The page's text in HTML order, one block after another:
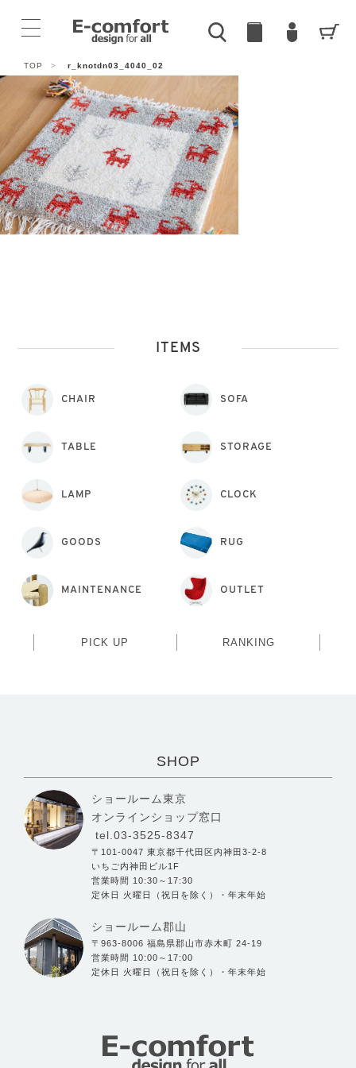
TOP > r_knotdn03_4040_02
ITEMS
CHAIR SOFA
TABLE STORAGE
LAMP CLOCK
GOODS RUG
MAINTENANCE OUTLET
PICK UP RANKING
SHOP
ショールーム東京
オンラインショップ窓口
tel.03-3525-8347
〒101-0047 東京都千代田区内神田3-2-8
いちご内神田ビル1F
営業時間 10:30～17:30
定休日 火曜日（祝日を除く）・年末年始
ショールーム郡山
〒963-8006 福島県郡山市赤木町 24-19
営業時間 10:00～17:00
定休日 火曜日（祝日を除く）・年末年始